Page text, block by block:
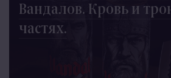
Вандалов. Кровь и
частях.